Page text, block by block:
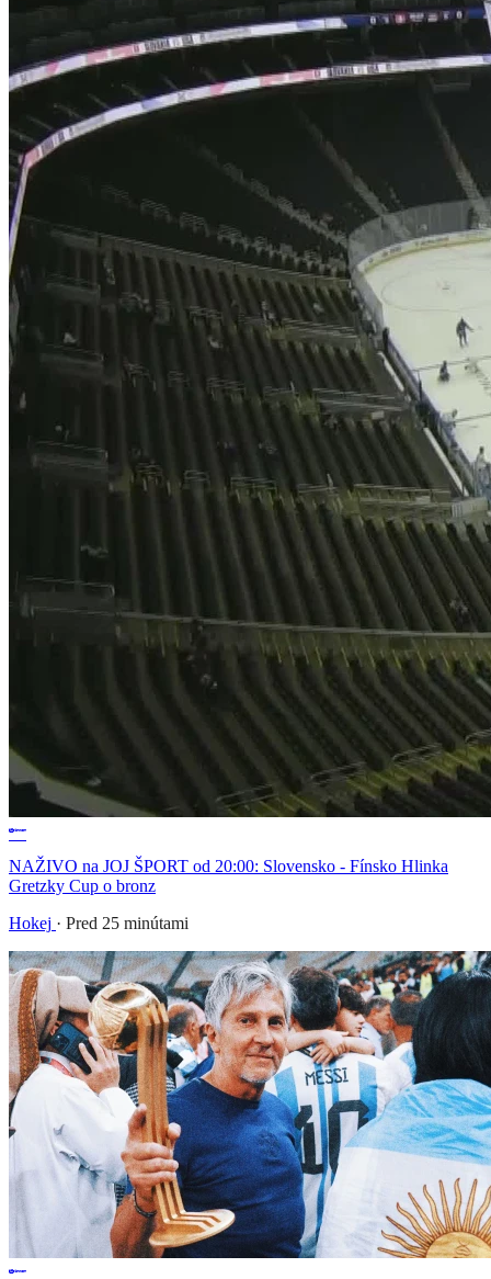
NAŽIVO na JOJ ŠPORT od 20:00: Slovensko - Fínsko Hlinka
Gretzky Cup o bronz
Hokej · Pred 25 minútami